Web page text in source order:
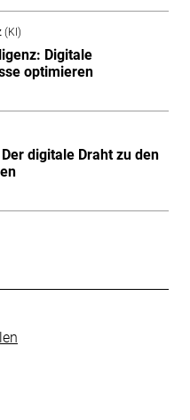
(KI)
Digitale
optimieren
digitale Draht zu den